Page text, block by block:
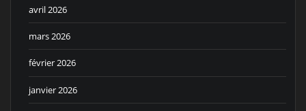
avril 2026
mars 2026
février 2026
janvier 2026